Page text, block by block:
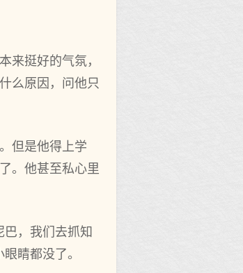
来挺好的气氛，
么原因，问他只
但是他得上学
。他甚至私心里
，我们去抓知
睛都没了。